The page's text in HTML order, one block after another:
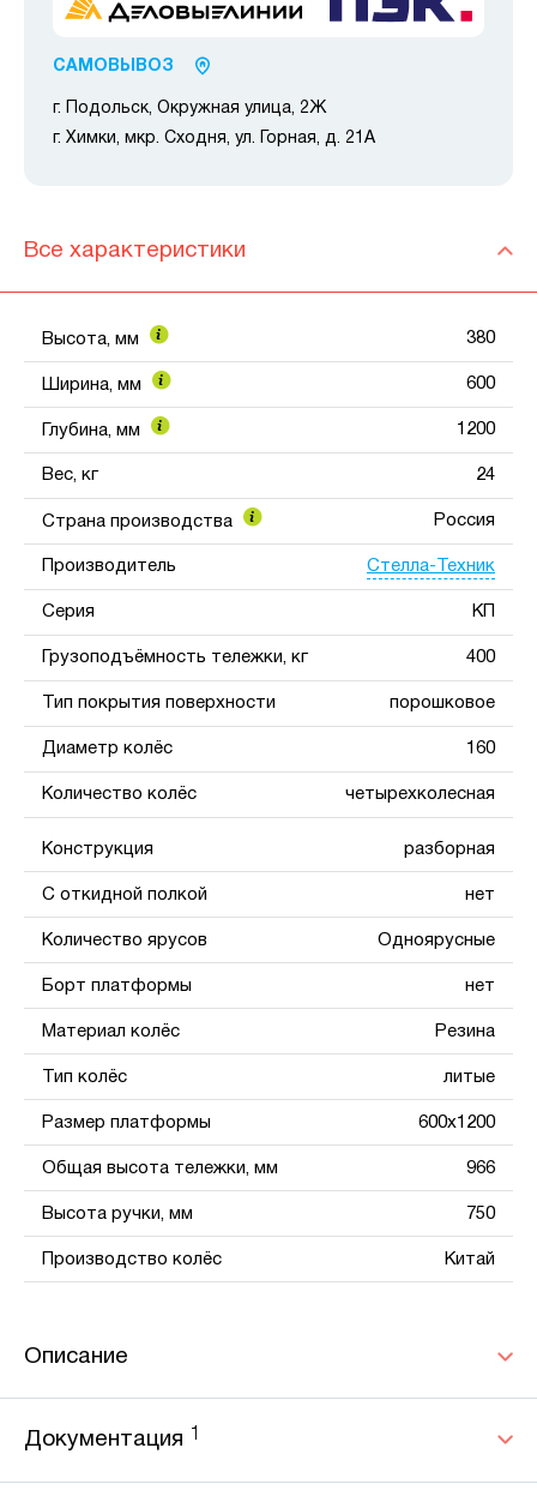
САМОВЫВОЗ
г. Подольск, Окружная улица, 2Ж
г. Химки, мкр. Сходня, ул. Горная, д. 21А
Все характеристики
Высота, мм 380
Ширина, мм 600
Глубина, мм 1200
Вес, кг 24
Страна производства Россия
Производитель Стелла-Техник
Серия КП
Грузоподъёмность тележки, кг 400
Тип покрытия поверхности порошковое
Диаметр колёс 160
Количество колёс четырехколесная
Конструкция разборная
С откидной полкой нет
Количество ярусов Одноярусные
Борт платформы нет
Материал колёс Резина
Тип колёс литые
Размер платформы 600х1200
Общая высота тележки, мм 966
Высота ручки, мм 750
Производство колёс Китай
Описание
Документация 1